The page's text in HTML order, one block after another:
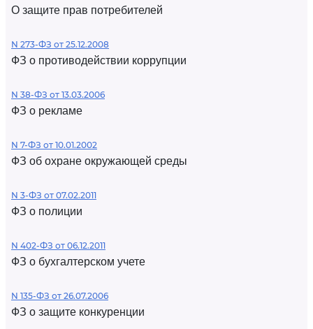
О защите прав потребителей
N 273-ФЗ от 25.12.2008
ФЗ о противодействии коррупции
N 38-ФЗ от 13.03.2006
ФЗ о рекламе
N 7-ФЗ от 10.01.2002
ФЗ об охране окружающей среды
N 3-ФЗ от 07.02.2011
ФЗ о полиции
N 402-ФЗ от 06.12.2011
ФЗ о бухгалтерском учете
N 135-ФЗ от 26.07.2006
ФЗ о защите конкуренции